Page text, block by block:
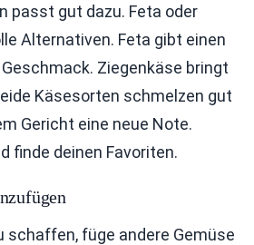
passt gut dazu. Feta oder
Alternativen. Feta gibt einen
Ziegenkäse bringt
Käsesorten schmelzen gut
Gericht eine neue Note.
finde deinen Favoriten.
schaffen, füge andere Gemüse